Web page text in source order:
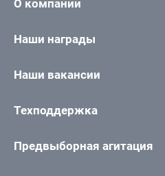
О компании
Наши награды
Наши вакансии
Техподдержка
Предвыборная агитация